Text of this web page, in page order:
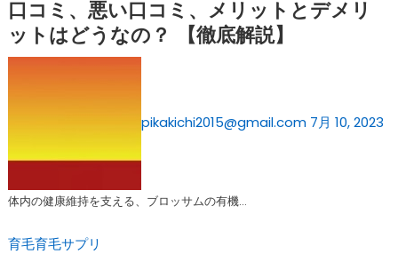
口コミ、悪い口コミ、メリットとデメリ
ットはどうなの？ 【徹底解説】
pikakichi2015@gmail.com 7月 10, 2023
体内の健康維持を支える、ブロッサムの有機…
育毛育毛サプリ